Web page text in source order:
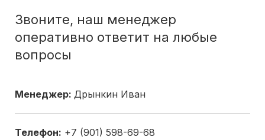
Звоните, наш менеджер
оперативно ответит на любые
вопросы
Менеджер: Дрынкин Иван
Телефон: +7 (901) 598-69-68